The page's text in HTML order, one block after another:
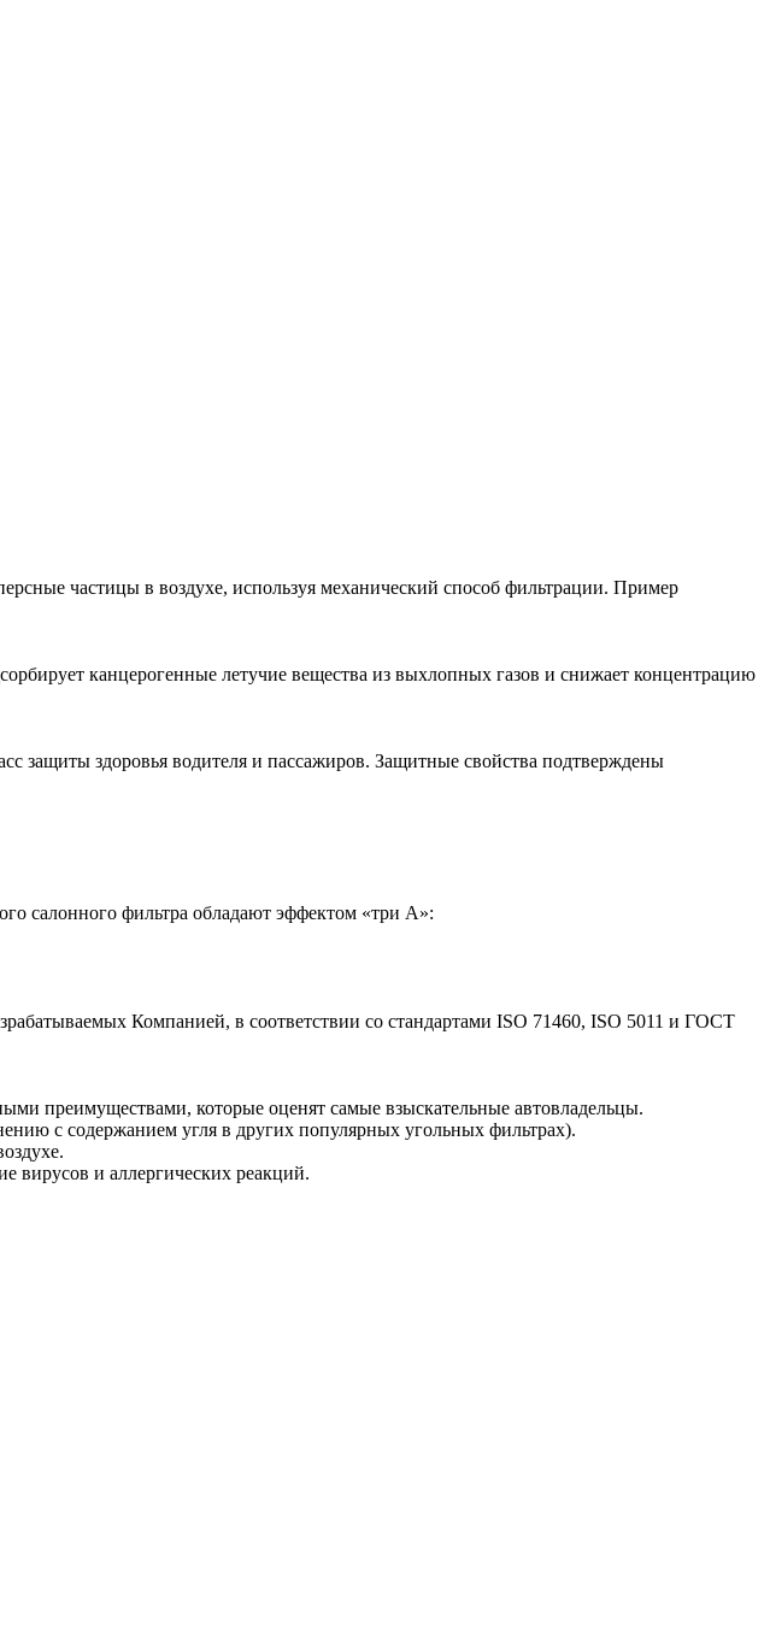
частицы в воздухе, используя механический способ фильтрации. Пример
канцерогенные летучие вещества из выхлопных газов и снижает концентрацию
защиты здоровья водителя и пассажиров. Защитные свойства подтверждены
салонного фильтра обладают эффектом «три А»:
Компанией, в соответствии со стандартами ISO 71460, ISO 5011 и ГОСТ
преимуществами, которые оценят самые взыскательные автовладельцы.
с содержанием угля в других популярных угольных фильтрах).
вирусов и аллергических реакций.